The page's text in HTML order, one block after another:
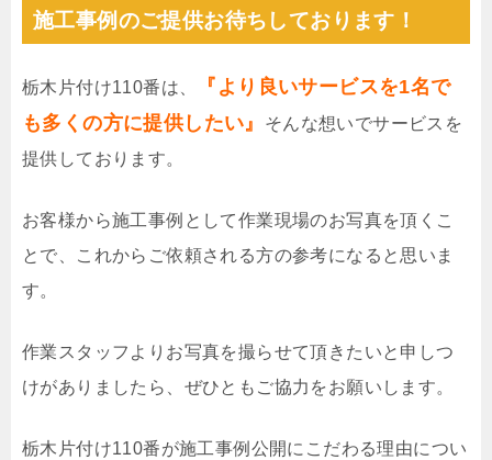
施工事例のご提供お待ちしております！
栃木片付け110番は、
『より良いサービスを1名で
も多くの方に提供したい』
そんな想いでサービスを
提供しております。
お客様から施工事例として作業現場のお写真を頂くこ
とで、これからご依頼される方の参考になると思いま
す。
作業スタッフよりお写真を撮らせて頂きたいと申しつ
けがありましたら、ぜひともご協力をお願いします。
栃木片付け110番が施工事例公開にこだわる理由につい